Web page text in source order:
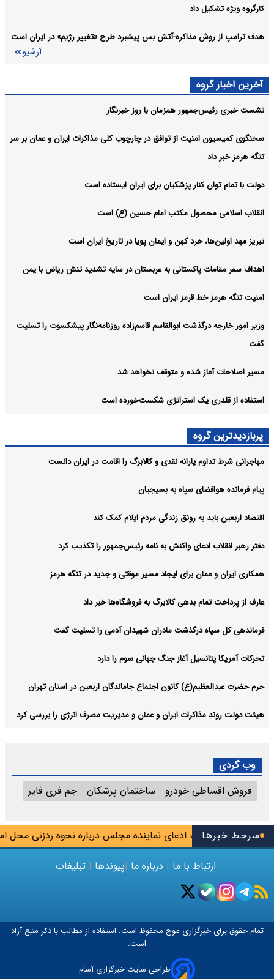
سرخط خبرها
تکذیب ادعای نماینده مجلس درباره نحوه ردزنی محل تیم
کارگروه ویژه تشکیل داد
هدف ترامپ از روش مذاکره-آتش بس پیشبرد طرح «تغییر رژیم» در ایران است
آرشیو
آخرین اخبار گروه
نشست خبری رئیس‌جمهور همزمان با روز خبرنگار
سخنگوی کمیسیون امنیت از توافق در چارچوب کلی مذاکرات ایران و عمان بر سر
تنگه هرمز خبر داد
دولت با تمام توان کنار پزشکیان برای ایران ایستاده است
انقلاب اسلامی محصول مکتب امام حسین (ع) است
تبریز مهد اولین‌ها، خرد کهن و ایمان پویا در تاریخ ایران است
اهداف سفر مقامات پاکستانی به عربستان در سایه تشدید تنش ریاض با یمن
امنیت تنگه هرمز خط قرمز ایران است
وزیر امور خارجه درگذشت ابوالقاسم قاسم‌زاده روزنامه‌نگار پیشکسوت را تسلیت
گفت
مسیر اصلاحات آغاز شده و متوقف نخواهد شد
استفاده از قلدری یک استراتژی شکست‌خورده است
پربازدیدترین گروه
مهاجرانی شرط تداوم یارانه نقدی و کالابرگ را اقامت در ایران دانست
پیام فرمانده هوافضای سپاه به بسیجیان
اقتصاد اربعین باید به رونق زندگی مردم ایلام کمک کند
دفتر رهبر انقلاب ادعای واکنش به نامه رئیس‌جمهور را تکذیب کرد
همکاری ایران و عمان برای ایجاد مسیر موقتی و جدید در تنگه هرمز
عارف از پرداخت تمام بدهی کالابرگ به فروشگاه‌ها خبر داد
فرماندهی کل سپاه درگذشت مادران شهیدان آدمی را تسلیت گفت
تحرکات آمریکا پتانسیل آغاز جنگ جهانی سوم را دارد
حرم حضرت عبدالعظیم(ع) کانون اجتماع جاماندگان اربعین در استان تهران
هیئت دولت روند مذاکرات ایران و عمان و مدیریت مصرف انرژی را بررسی کرد
وب گردی
فروش اقساطی خودرو
ساختمان پزشکان جم فری فایر
ارتباط با ما | درباره ما |پیوندها | تبلیغات
تمام حقوق برای خبرگزاری موج محفوظ است. استفاده از مطالب با ذکر منبع آزاد
است.
طراحی سایت خبرگزاری آسام